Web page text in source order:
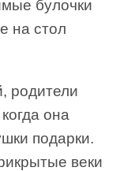
булочки
на стол
родители
она
подарки.
веки